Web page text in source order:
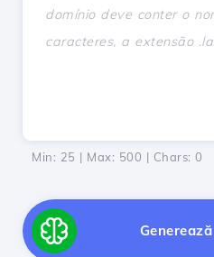
Min: 25 | Max: 500 | Chars: 0